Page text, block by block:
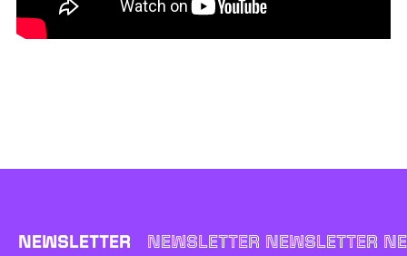
NEWSLETTER NEWSLETTER NEWSLETTER